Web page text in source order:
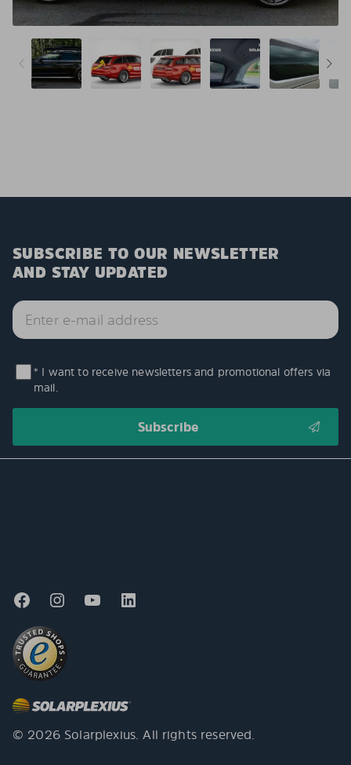
SUBSCRIBE TO OUR NEWSLETTER
AND STAY UPDATED
* I want to receive newsletters and promotional offers via
mail.
© 2026 Solarplexius. All rights reserved.